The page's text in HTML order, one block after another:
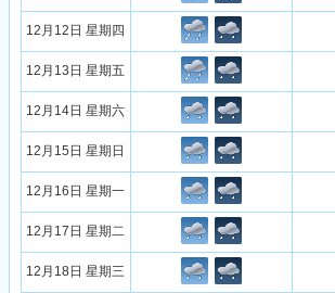
12月12日 星期四
12月13日 星期五
12月14日 星期六
12月15日 星期日
12月16日 星期一
12月17日 星期二
12月18日 星期三